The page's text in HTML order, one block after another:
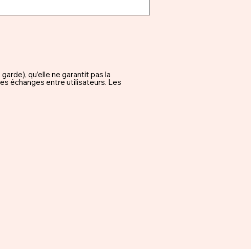
qu’elle ne garantit pas la
échanges entre utilisateurs. Les